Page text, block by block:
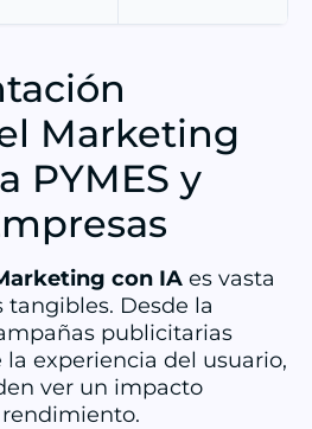
Marketing
PYMES y
con IA es vasta
Desde la
publicitarias
experiencia del usuario,
ver un impacto